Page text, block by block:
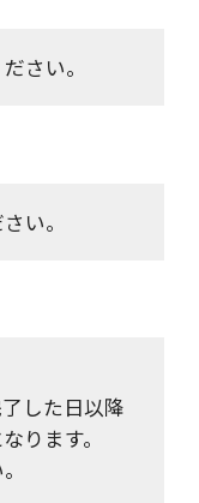
さい。
い。
した日以降
ります。